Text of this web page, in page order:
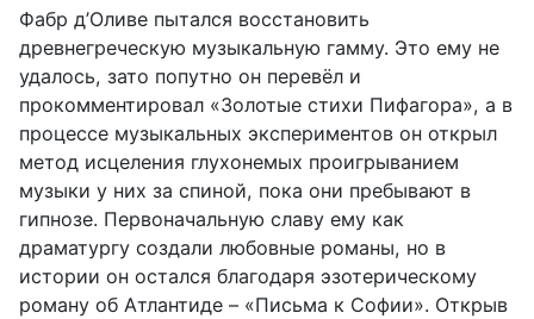
Фабр д’Оливе пытался восстановить
древнегреческую музыкальную гамму. Это ему не
удалось, зато попутно он перевёл и
прокомментировал «Золотые стихи Пифагора», а в
процессе музыкальных экспериментов он открыл
метод исцеления глухонемых проигрыванием
музыки у них за спиной, пока они пребывают в
гипнозе. Первоначальную славу ему как
драматургу создали любовные романы, но в
истории он остался благодаря эзотерическому
роману об Атлантиде – «Письма к Софии». Открыв